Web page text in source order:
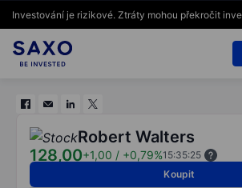
Investování je rizikové. Ztráty mohou překročit
Robert Walters
128,00+1,00 / +0,79%15:35:25
Koupit